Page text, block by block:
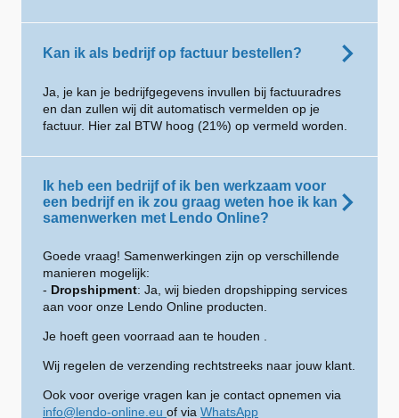
Kan ik als bedrijf op factuur bestellen?
Ja, je kan je bedrijfgegevens invullen bij factuuradres
en dan zullen wij dit automatisch vermelden op je
factuur. Hier zal BTW hoog (21%) op vermeld worden.
Ik heb een bedrijf of ik ben werkzaam voor
een bedrijf en ik zou graag weten hoe ik kan
samenwerken met Lendo Online?
Goede vraag! Samenwerkingen zijn op verschillende
manieren mogelijk:
- Dropshipment: Ja, wij bieden dropshipping services
aan voor onze Lendo Online producten.
Je hoeft geen voorraad aan te houden .
Wij regelen de verzending rechtstreeks naar jouw klant.
Ook voor overige vragen kan je contact opnemen via
info@lendo-online.eu of via WhatsApp